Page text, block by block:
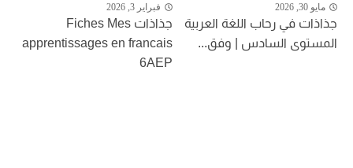
مايو 30, 2026
جذاذات في رحاب اللغة العربية
المستوى السادس | وفق...
فبراير 3, 2026
جذاذات Fiches Mes
apprentissages en francais
6AEP